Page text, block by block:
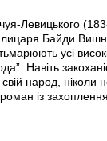
Левицького
Байди
усі
Навіть
народ, ніколи
із